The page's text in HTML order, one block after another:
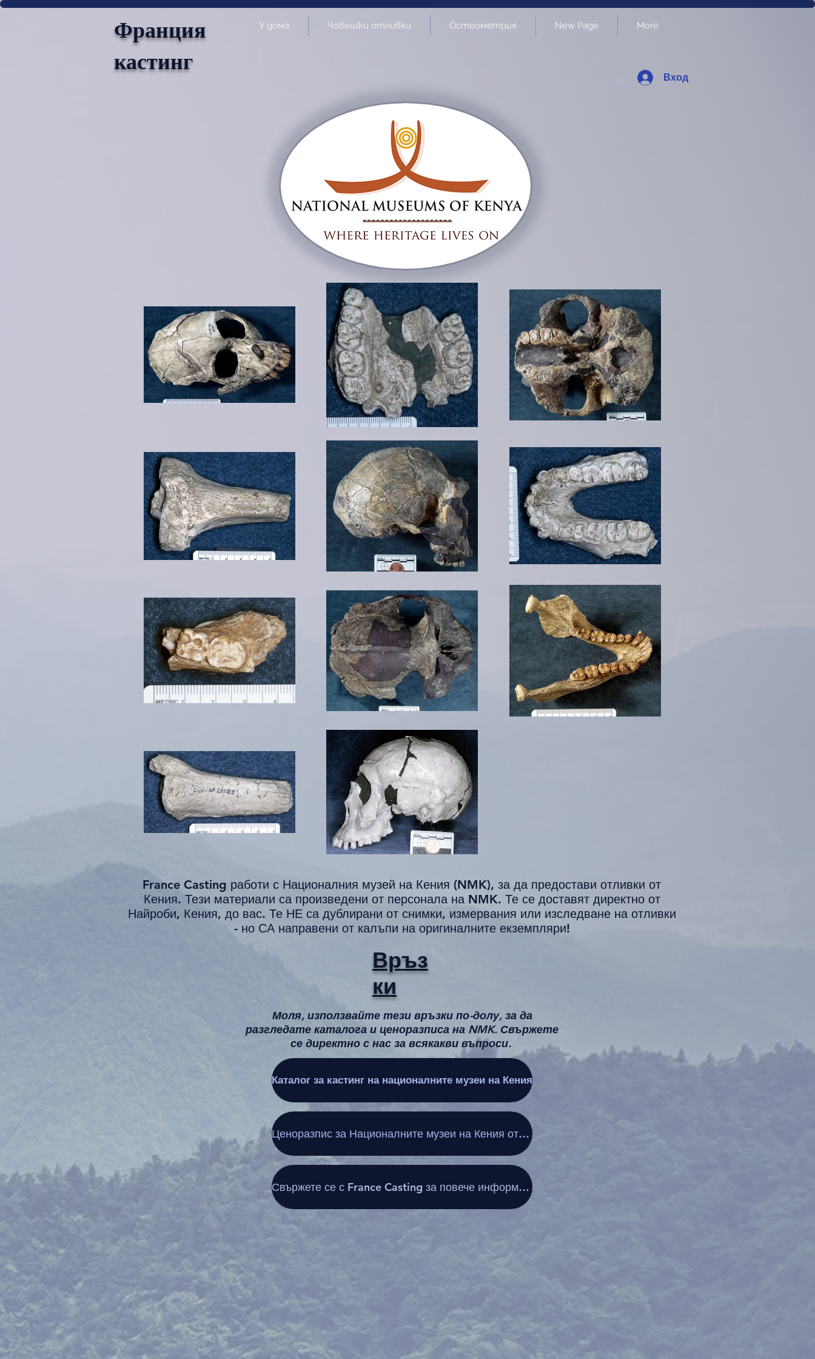
Франция
кастинг
У дома Човешки отливки Остеометрия New Page More
Вход
France Casting работи с Националния музей на Кения (NMK), за да предостави отливки от
Кения. Тези материали са произведени от персонала на NMK. Те се доставят директно от
Найроби, Кения, до вас. Те НЕ са дублирани от снимки, измервания или изследване на отливки
- но СА направени от калъпи на оригиналните екземпляри!
Връз
ки
Моля, използвайте тези връзки по-долу, за да
разгледате каталога и ценоразписа на NMK. Свържете
се директно с нас за всякакви въпроси.
Каталог за кастинг на националните музеи на Кения
Ценоразпис за Националните музеи на Кения отливки
Свържете се с France Casting за повече информация